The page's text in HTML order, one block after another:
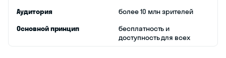
Аудитория
более 10 млн зрителей
Основной принцип
бесплатность и
доступность для всех